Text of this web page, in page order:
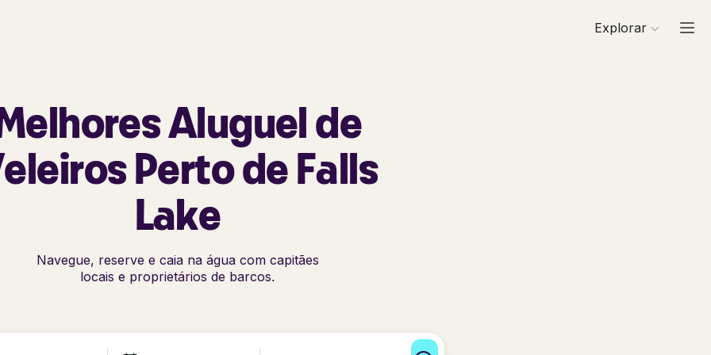
Explorar
Aluguel de
Perto de Falls
Lake
Navegue, reserve e caia na água com capitães
locais e proprietários de barcos.